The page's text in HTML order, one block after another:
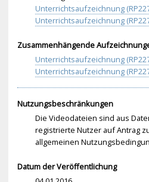
Unterrichtsaufzeichnung
Unterrichtsaufzeichnung
Zusammenhängende
Unterrichtsaufzeichnung
Unterrichtsaufzeichnung
Nutzungsbeschränkungen
Die Videodateien sind aus
registrierte Nutzer auf Antrag
allgemeinen
Datum der Veröffentlichung